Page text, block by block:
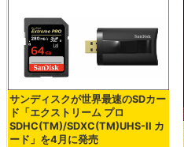
サンディスクが世界最速のSDカー
ド「エクストリーム プロ
SDHC(TM)/SDXC(TM)UHS-II カ
ード」を4月に発売